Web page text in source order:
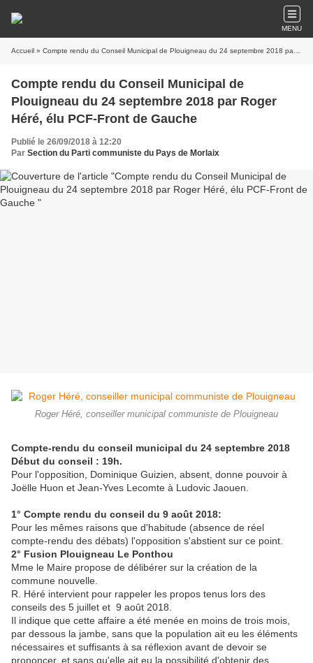
MENU
Accueil » Compte rendu du Conseil Municipal de Plouigneau du 24 septembre 2018 par Roger Héré, élu PCF-Front de Gauche
Compte rendu du Conseil Municipal de
Plouigneau du 24 septembre 2018 par Roger
Héré, élu PCF-Front de Gauche
Publié le 26/09/2018 à 12:20
Par Section du Parti communiste du Pays de Morlaix
Roger Héré, conseiller municipal communiste de Plouigneau
Compte-rendu du conseil municipal du 24 septembre 2018
Début du conseil : 19h.
Pour l'opposition, Dominique Guizien, absent, donne pouvoir à
Joëlle Huon et Jean-Yves Lecomte à Ludovic Jaouen.
1° Compte rendu du conseil du 9 août 2018:
Pour les mêmes raisons que d'habitude (absence de réel
compte-rendu des débats) l'opposition s'abstient sur ce point.
2° Fusion Plouigneau Le Ponthou
Mme le Maire propose de délibérer sur la création de la
commune nouvelle.
R. Héré intervient pour rappeler les propos tenus lors des
conseils des 5 juillet et 9 août 2018.
Il indique que cette affaire a été menée en moins de trois mois,
par dessous la jambe, sans que la population ait eu les éléments
nécessaires et suffisants à sa réflexion avant de devoir se
prononcer, et sans qu'elle ait eu la possibilité d'obtenir des